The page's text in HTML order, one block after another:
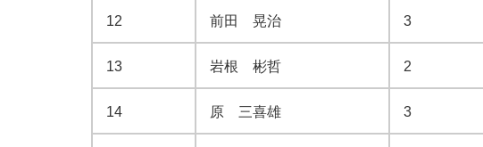
12 前田 晃治 3
13 岩根 彬哲 2
14 原 三喜雄 3